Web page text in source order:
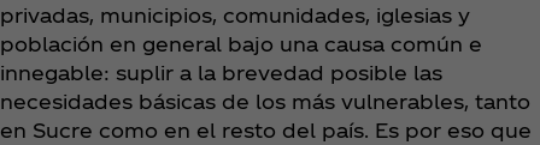
privadas, municipios, comunidades, iglesias y
población en general bajo una causa común e
innegable: suplir a la brevedad posible las
necesidades básicas de los más vulnerables, tanto
en Sucre como en el resto del país. Es por eso que